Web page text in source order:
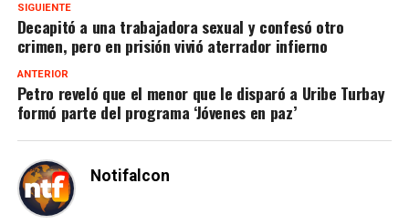
SIGUIENTE
Decapitó a una trabajadora sexual y confesó otro
crimen, pero en prisión vivió aterrador infierno
ANTERIOR
Petro reveló que el menor que le disparó a Uribe Turbay
formó parte del programa ‘Jóvenes en paz’
Notifalcon